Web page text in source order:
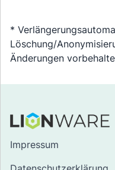
*
Löschung/
Änderungen
Impressum